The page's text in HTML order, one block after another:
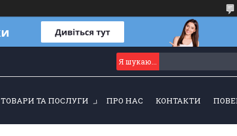
ТОВАРИ ТА ПОСЛУГИ ПРО НАС КОНТАКТИ